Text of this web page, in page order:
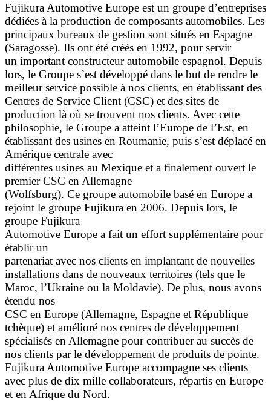
Fujikura Automotive Europe est un groupe d’entreprises
dédiées à la production de composants automobiles. Les
principaux bureaux de gestion sont situés en Espagne
(Saragosse). Ils ont été créés en 1992, pour servir
un important constructeur automobile espagnol. Depuis
lors, le Groupe s’est développé dans le but de rendre le
meilleur service possible à nos clients, en établissant des
Centres de Service Client (CSC) et des sites de
production là où se trouvent nos clients. Avec cette
philosophie, le Groupe a atteint l’Europe de l’Est, en
établissant des usines en Roumanie, puis s’est déplacé en
Amérique centrale avec
différentes usines au Mexique et a finalement ouvert le
premier CSC en Allemagne
(Wolfsburg). Ce groupe automobile basé en Europe a
rejoint le groupe Fujikura en 2006. Depuis lors, le
groupe Fujikura
Automotive Europe a fait un effort supplémentaire pour
établir un
partenariat avec nos clients en implantant de nouvelles
installations dans de nouveaux territoires (tels que le
Maroc, l’Ukraine ou la Moldavie). De plus, nous avons
étendu nos
CSC en Europe (Allemagne, Espagne et République
tchèque) et amélioré nos centres de développement
spécialisés en Allemagne pour contribuer au succès de
nos clients par le développement de produits de pointe.
Fujikura Automotive Europe accompagne ses clients
avec plus de dix mille collaborateurs, répartis en Europe
et en Afrique du Nord.